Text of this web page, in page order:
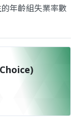
年齡組失業率數